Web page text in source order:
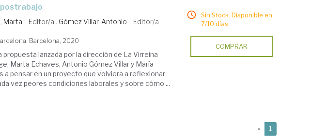
postrabajo
Marta Editor/a . Gómez Villar, Antonio
Editor/a .
Barcelona, 2020
propuesta lanzada por la dirección de La Virreina
Marta Echaves, Antonio Gómez Villar y María
a pensar en un proyecto que volviera a reflexionar
vez peores condiciones laborales y sobre cómo ...
Sin Stock. Disponible en
7/10 días.
COMPRAR
« 1